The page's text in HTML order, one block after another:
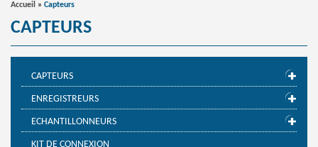
Accueil » Capteurs
CAPTEURS
CAPTEURS
ENREGISTREURS
ECHANTILLONNEURS
KIT DE CONNEXION